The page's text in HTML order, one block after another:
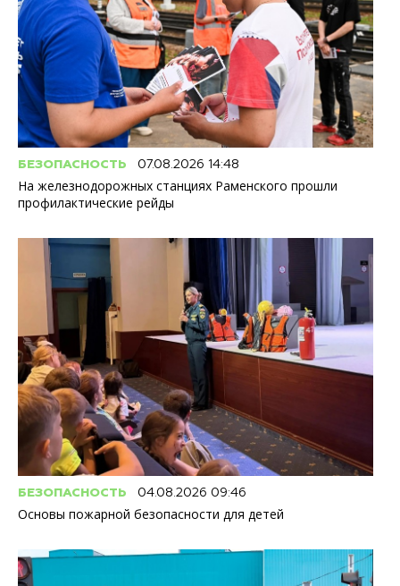
БЕЗОПАСНОСТЬ 07.08.2026 14:48
На железнодорожных станциях Раменского прошли
профилактические рейды
БЕЗОПАСНОСТЬ 04.08.2026 09:46
Основы пожарной безопасности для детей